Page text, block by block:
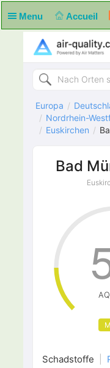
Menu Accueil